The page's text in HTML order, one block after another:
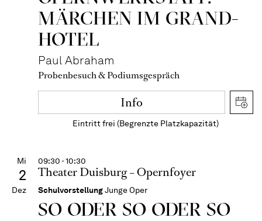
MÄRCHEN IM GRAND-
HOTEL
Paul Abraham
Probenbesuch & Podiumsgespräch
Info
Eintritt frei (Begrenzte Platzkapazität)
Mi
2
Dez
09:30 - 10:30
Theater Duisburg – Opernfoyer
SchulvorstellungJunge Oper
SO ODER SO ODER SO